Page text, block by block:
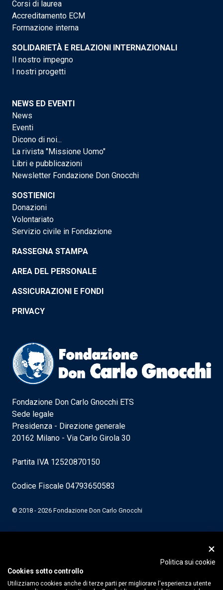
Corsi di laurea
Accreditamento ECM
Formazione interna
SOLIDARIETÀ E RELAZIONI INTERNAZIONALI
Il nostro impegno
I nostri progetti
NEWS ED EVENTI
News
Eventi
Dicono di noi...
La rivista "Missione Uomo"
Libri e pubblicazioni
Newsletter Fondazione Don Gnocchi
SOSTIENICI
Donazioni
Volontariato
Servizio civile in Fondazione
RASSEGNA STAMPA
AREA DEL PERSONALE
ASSICURAZIONI E FONDI
PRIVACY
Fondazione Don Carlo Gnocchi ETS
Sede legale
Presidenza - Direzione generale
20162 Milano - Via Carlo Girola 30
Partita IVA 12520870150
Codice Fiscale 04793650583
© 2018 - 2026 Fondazione Don Carlo Gnocchi
Politica sui cookie
Cookies sotto controllo
Utilizziamo cookies anche di terze parti per migliorare l'esperienza utente